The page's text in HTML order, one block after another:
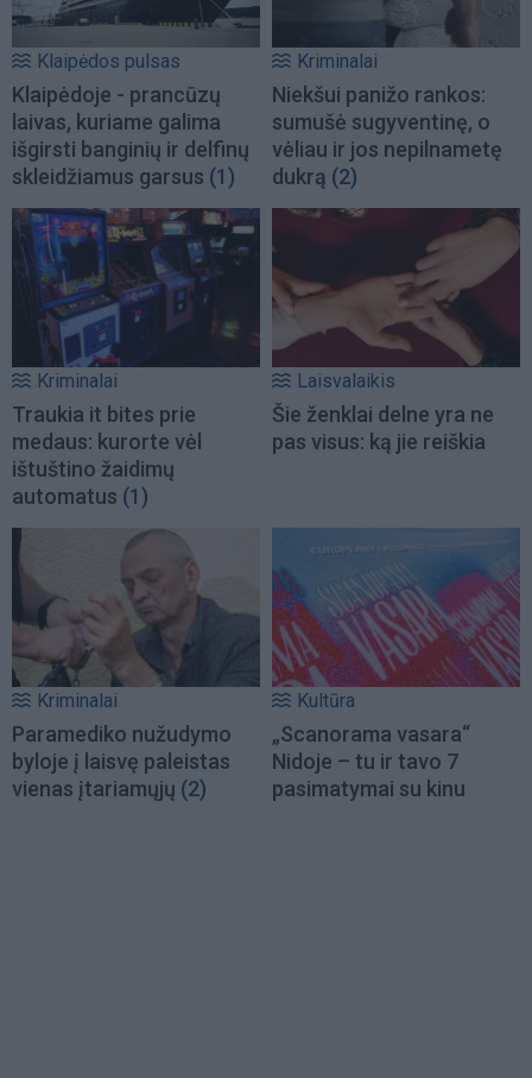
Klaipėdos pulsas
Klaipėdoje - prancūzų
laivas, kuriame galima
išgirsti banginių ir delfinų
skleidžiamus garsus (1)
Kriminalai
Niekšui panižo rankos:
sumušė sugyventinę, o
vėliau ir jos nepilnametę
dukrą (2)
Kriminalai
Traukia it bites prie
medaus: kurorte vėl
ištuštino žaidimų
automatus (1)
Laisvalaikis
Šie ženklai delne yra ne
pas visus: ką jie reiškia
Kriminalai
Paramediko nužudymo
byloje į laisvę paleistas
vienas įtariamųjų (2)
Kultūra
„Scanorama vasara“
Nidoje – tu ir tavo 7
pasimatymai su kinu